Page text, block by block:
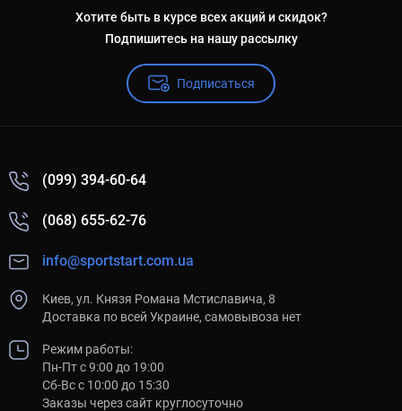
Хотите быть в курсе всех акций и скидок?
Подпишитесь на нашу рассылку
Подписаться
(099) 394-60-64
(068) 655-62-76
info@sportstart.com.ua
Киев, ул. Князя Романа Мстиславича, 8
Доставка по всей Украине, самовывоза нет
Режим работы:
Пн-Пт с 9:00 до 19:00
Сб-Вс с 10:00 до 15:30
Заказы через сайт круглосуточно